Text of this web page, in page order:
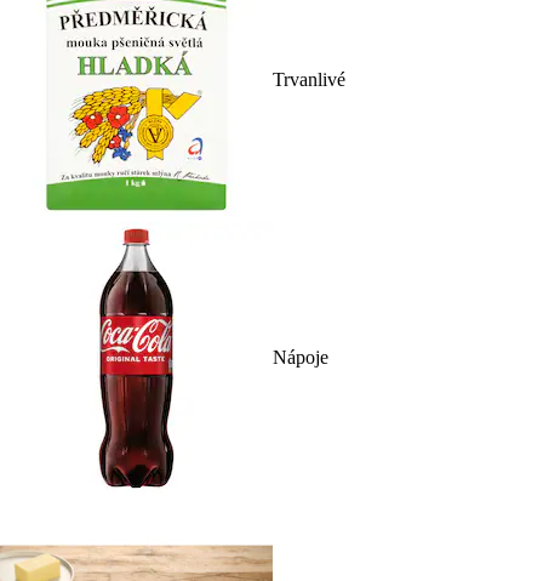
Trvanlivé
Nápoje